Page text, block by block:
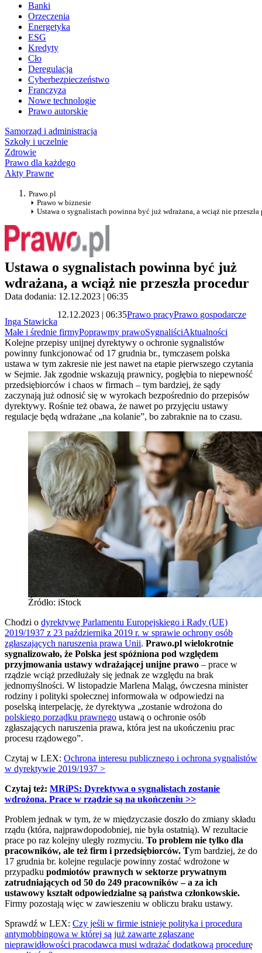
Banki
Orzeczenia
Energetyka
ESG
Kredyty
Cło
Deregulacja
Cyberbezpieczeństwo
Franczyza
Nowe technologie
Prawo autorskie
Samorząd i administracja
Szkoły i uczelnie
Zdrowie
Prawo dla każdego
Akty Prawne
Prawo.pl
Prawo w biznesie
Ustawa o sygnalistach powinna być już wdrażana, a wciąż nie przeszła
Ustawa o sygnalistach powinna być już
wdrażana, a wciąż nie przeszła procedur
Data dodania: 12.12.2023 | 06:35
Inga Stawicka
12.12.2023 | 06:35Prawo pracyPrawo gospodarcze
Małe i średnie firmyPoprawmy prawoSygnaliściAktualności
Kolejne przepisy unijnej dyrektywy o ochronie sygnalistów
powinny funkcjonować od 17 grudnia br., tymczasem polska
ustawa w tym zakresie nie jest nawet na etapie pierwszego czytania
w Sejmie. Jak zgodnie wskazują prawnicy, pogłębia to niepewność
przedsiębiorców i chaos w firmach – tym bardziej, że sądy
zaczynają już odnosić się w wyrokach bezpośrednio do przepisów
dyrektywy. Rośnie też obawa, że nawet po przyjęciu ustawy
regulacje będą wdrażane „na kolanie”, bo zabraknie na to czasu.
Źródło: iStock
Chodzi o dyrektywę Parlamentu Europejskiego i Rady (UE)
2019/1937 z 23 października 2019 r. w sprawie ochrony osób
zgłaszających naruszenia prawa Unii. Prawo.pl wielokrotnie
sygnalizowało, że Polska jest spóźniona pod względem
przyjmowania ustawy wdrażającej unijne prawo – prace w
rządzie wciąż przedłużały się jednak ze względu na brak
jednomyślności. W listopadzie Marlena Maląg, ówczesna minister
rodziny i polityki społecznej informowała w odpowiedzi na
poselską interpelację, że dyrektywa „zostanie wdrożona do
polskiego porządku prawnego ustawą o ochronie osób
zgłaszających naruszenia prawa, która jest na ukończeniu prac
procesu rządowego”.
Czytaj w LEX: Ochrona interesu publicznego i ochrona sygnalistów
w dyrektywie 2019/1937 >
Czytaj też: MRiPS: Dyrektywa o sygnalistach zostanie
wdrożona. Prace w rządzie są na ukończeniu​ >>
Problem jednak w tym, że w międzyczasie doszło do zmiany składu
rządu (która, najprawdopodobniej, nie była ostatnią). W rezultacie
prace po raz kolejny uległy rozmyciu. To problem nie tylko dla
pracowników, ale też firm i przedsiębiorców. Tym bardziej, że do
17 grudnia br. kolejne regulacje powinny zostać wdrożone w
przypadku podmiotów prawnych w sektorze prywatnym
zatrudniających od 50 do 249 pracowników – a za ich
ustawowy kształt odpowiedzialne są państwa członkowskie.
Firmy pozostają więc w zawieszeniu w obliczu braku ustawy.
Sprawdź w LEX: Czy jeśli w firmie istnieje polityka i procedura
antymobbingowa w której są już zawarte zgłaszane
nieprawidłowości pracodawca musi wdrażać dodatkową procedurę